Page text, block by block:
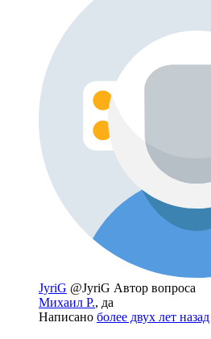
JyriG @JyriG Автор вопроса
Михаил Р., да
Написано более двух лет назад